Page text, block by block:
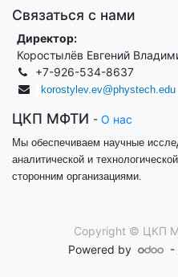
Связаться с нами
Директор:
Коростылёв Евгений
+7-926-534-8637
korostylev.ev@phystech.edu
ЦКП МФТИ - О нас
Мы обеспечиваем научные
аналитической и
сторонним организациями.
Copyright © ЦКП
Powered by -